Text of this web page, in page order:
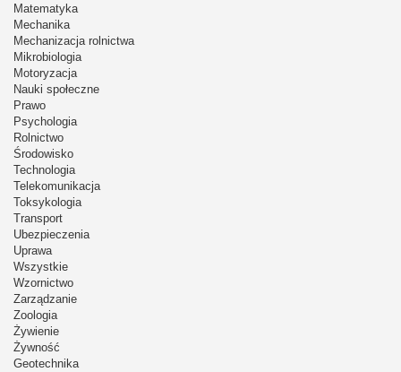
Matematyka
Mechanika
Mechanizacja rolnictwa
Mikrobiologia
Motoryzacja
Nauki społeczne
Prawo
Psychologia
Rolnictwo
Środowisko
Technologia
Telekomunikacja
Toksykologia
Transport
Ubezpieczenia
Uprawa
Wszystkie
Wzornictwo
Zarządzanie
Zoologia
Żywienie
Żywność
Geotechnika